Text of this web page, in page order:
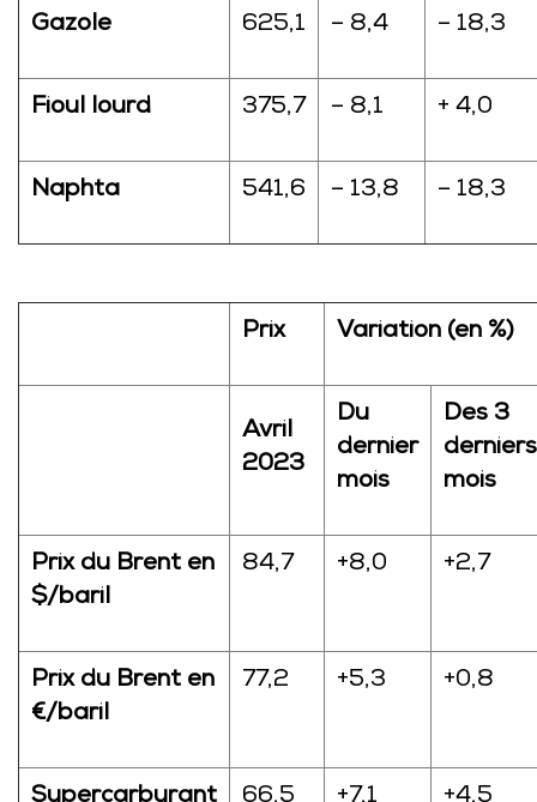
Gazole 625,1 – 8,4 – 18,3
Fioul lourd 375,7 – 8,1 + 4,0
Naphta 541,6 – 13,8 – 18,3
Prix Variation (en %)
Avril
2023
Du
dernier
mois
Des 3
derniers
mois
Prix du Brent en
$/baril
84,7 +8,0 +2,7
Prix du Brent en
€/baril
77,2 +5,3 +0,8